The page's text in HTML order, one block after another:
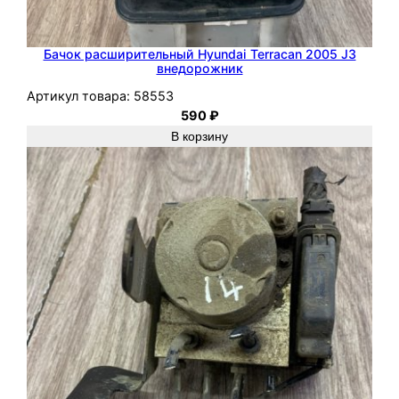
R
A
C
N
0
0
4
J
3
2
.
9
Д
ж
и
Бачок расширительный Hyundai Terracan 2005 J3
внедорожник
Артикул товара: 58553
590₽
В корзину